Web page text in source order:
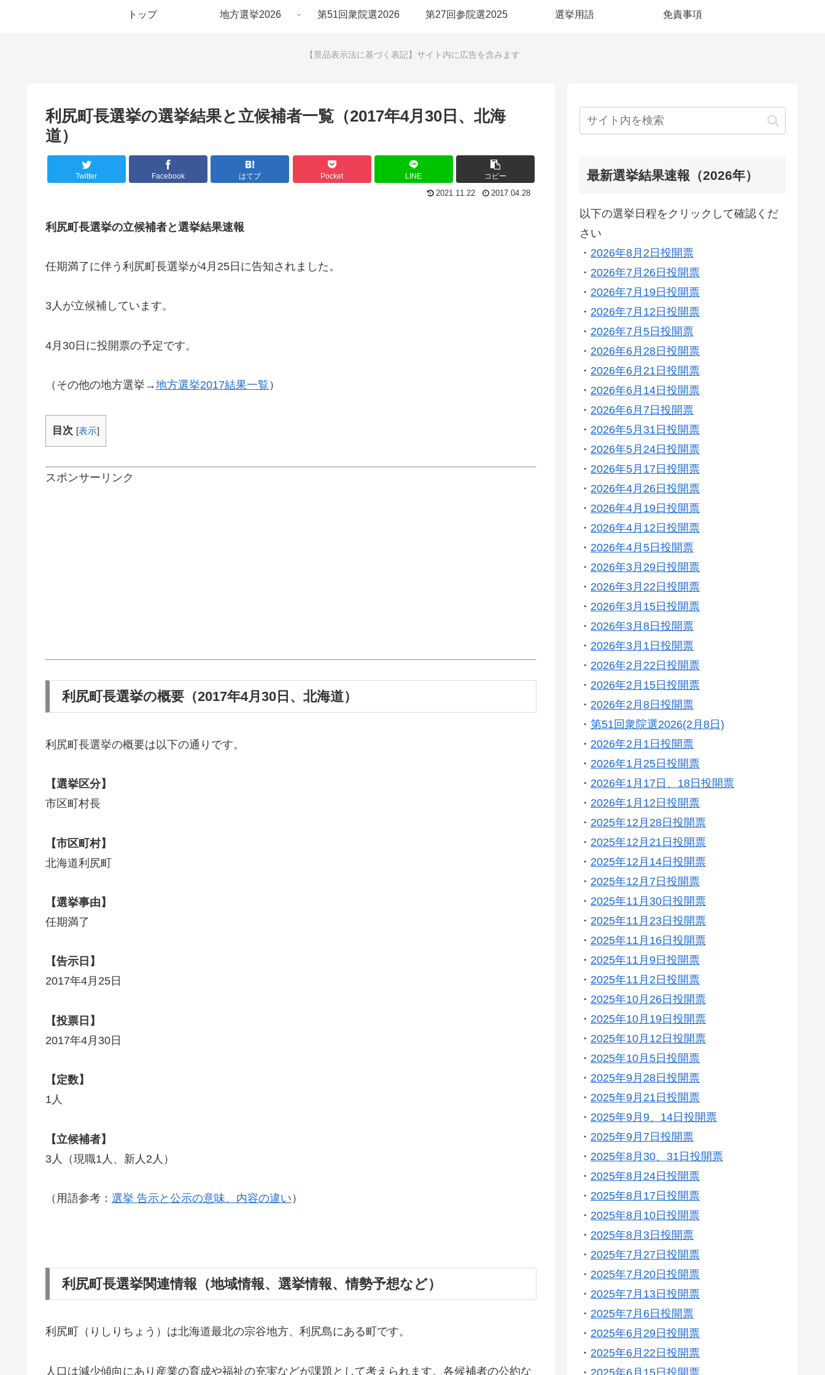
トップ 地方選挙2026 第51回衆院選2026 第27回参院選2025 選挙用語 免責事項
【景品表示法に基づく表記】サイト内に広告を含みます
利尻町長選挙の選挙結果と立候補者一覧（2017年4月30日、北海
道）
Twitter Facebook はてブ Pocket LINE コピー
2021.11.22 2017.04.28
利尻町長選挙の立候補者と選挙結果速報
任期満了に伴う利尻町長選挙が4月25日に告知されました。
3人が立候補しています。
4月30日に投開票の予定です。
（その他の地方選挙→地方選挙2017結果一覧 ）
目次 [表示]
スポンサーリンク
利尻町長選挙の概要（2017年4月30日、北海道）
利尻町長選挙の概要は以下の通りです。
【選挙区分】
市区町村長
【市区町村】
北海道利尻町
【選挙事由】
任期満了
【告示日】
2017年4月25日
【投票日】
2017年4月30日
【定数】
1人
【立候補者】
3人（現職1人、新人2人）
（用語参考： 選挙 告示と公示の意味、内容の違い ）
利尻町長選挙関連情報（地域情報、選挙情報、情勢予想など）
利尻町（りしりちょう）は北海道最北の宗谷地方、利尻島にある町です。
人口は減少傾向にあり産業の育成や福祉の充実などが課題として考えられます。各候補者の公約な
最新選挙結果速報（2026年）
以下の選挙日程をクリックして確認くだ
さい
・ 2026年8月2日投開票
・ 2026年7月26日投開票
・ 2026年7月19日投開票
・ 2026年7月12日投開票
・ 2026年7月5日投開票
・ 2026年6月28日投開票
・ 2026年6月21日投開票
・ 2026年6月14日投開票
・ 2026年6月7日投開票
・ 2026年5月31日投開票
・ 2026年5月24日投開票
・ 2026年5月17日投開票
・ 2026年4月26日投開票
・ 2026年4月19日投開票
・ 2026年4月12日投開票
・ 2026年4月5日投開票
・ 2026年3月29日投開票
・ 2026年3月22日投開票
・ 2026年3月15日投開票
・ 2026年3月8日投開票
・ 2026年3月1日投開票
・ 2026年2月22日投開票
・ 2026年2月15日投開票
・ 2026年2月8日投開票
・ 第51回衆院選2026(2月8日)
・ 2026年2月1日投開票
・ 2026年1月25日投開票
・ 2026年1月17日、18日投開票
・ 2026年1月12日投開票
・ 2025年12月28日投開票
・ 2025年12月21日投開票
・ 2025年12月14日投開票
・ 2025年12月7日投開票
・ 2025年11月30日投開票
・ 2025年11月23日投開票
・ 2025年11月16日投開票
・ 2025年11月9日投開票
・ 2025年11月2日投開票
・ 2025年10月26日投開票
・ 2025年10月19日投開票
・ 2025年10月12日投開票
・ 2025年10月5日投開票
・ 2025年9月28日投開票
・ 2025年9月21日投開票
・ 2025年9月9、14日投開票
・ 2025年9月7日投開票
・ 2025年8月30、31日投開票
・ 2025年8月24日投開票
・ 2025年8月17日投開票
・ 2025年8月10日投開票
・ 2025年8月3日投開票
・ 2025年7月27日投開票
・ 2025年7月20日投開票
・ 2025年7月13日投開票
・ 2025年7月6日投開票
・ 2025年6月29日投開票
・ 2025年6月22日投開票